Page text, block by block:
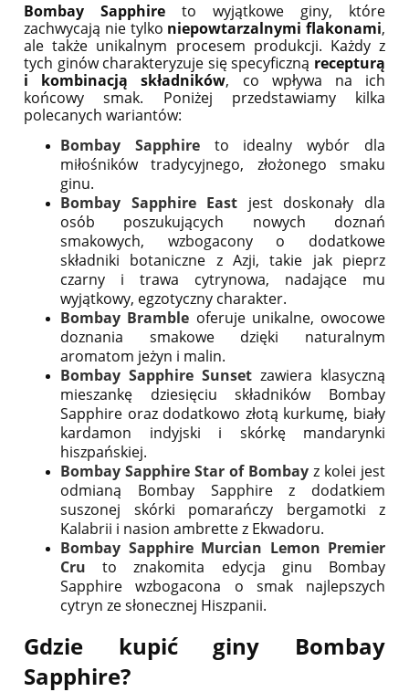
Bombay Sapphire to wyjątkowe giny, które
zachwycają nie tylko niepowtarzalnymi flakonami,
ale także unikalnym procesem produkcji. Każdy z
tych ginów charakteryzuje się specyficzną recepturą
i kombinacją składników, co wpływa na ich
końcowy smak. Poniżej przedstawiamy kilka
polecanych wariantów:
Bombay Sapphire
to idealny wybór dla
miłośników tradycyjnego, złożonego smaku
ginu.
Bombay Sapphire East jest doskonały dla
osób poszukujących nowych doznań
smakowych, wzbogacony o dodatkowe
składniki botaniczne z Azji, takie jak pieprz
czarny i trawa cytrynowa, nadające mu
wyjątkowy, egzotyczny charakter.
Bombay Bramble oferuje unikalne, owocowe
doznania smakowe dzięki naturalnym
aromatom jeżyn i malin.
Bombay Sapphire Sunset zawiera klasyczną
mieszankę dziesięciu składników Bombay
Sapphire oraz dodatkowo złotą kurkumę, biały
kardamon indyjski i skórkę mandarynki
hiszpańskiej.
Bombay Sapphire Star of Bombay z kolei jest
odmianą Bombay Sapphire z dodatkiem
suszonej skórki pomarańczy bergamotki z
Kalabrii i nasion ambrette z Ekwadoru.
Bombay Sapphire Murcian Lemon Premier
Cru
to znakomita edycja ginu Bombay
Sapphire wzbogacona o smak najlepszych
cytryn ze słonecznej Hiszpanii.
Gdzie kupić giny Bombay
Sapphire?